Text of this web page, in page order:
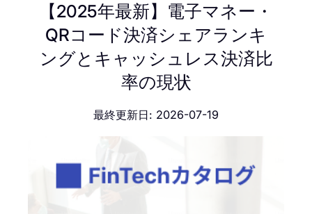
【2025年最新】電子マネー・
QRコード決済シェアランキ
ングとキャッシュレス決済比
率の現状
最終更新日: 2026-07-19